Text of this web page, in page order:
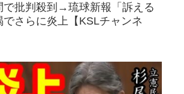
で批判殺到→琉球新報「訴える
さらに炎上【KSLチャンネ